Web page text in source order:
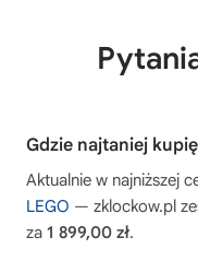
Gdzie najtaniej
Aktualnie w najniższej
LEGO — zklockow.pl
za 1 899,00 zł.